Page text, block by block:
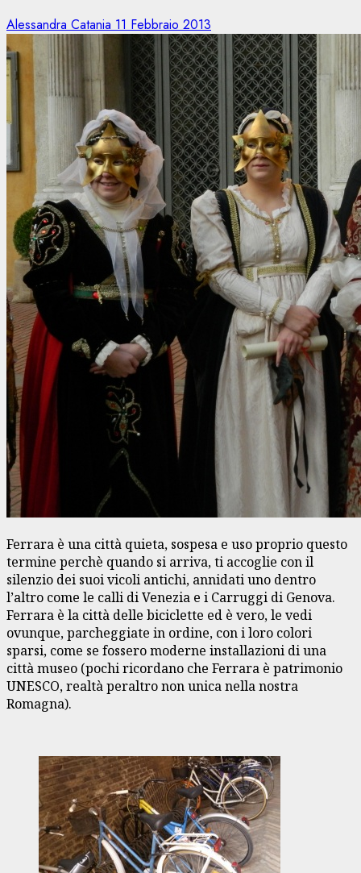
Alessandra Catania 11 Febbraio 2013
Ferrara è una città quieta, sospesa e uso proprio questo
termine perchè quando si arriva, ti accoglie con il
silenzio dei suoi vicoli antichi, annidati uno dentro
l’altro come le calli di Venezia e i Carruggi di Genova.
Ferrara è la città delle biciclette ed è vero, le vedi
ovunque, parcheggiate in ordine, con i loro colori
sparsi, come se fossero moderne installazioni di una
città museo (pochi ricordano che Ferrara è patrimonio
UNESCO, realtà peraltro non unica nella nostra
Romagna).